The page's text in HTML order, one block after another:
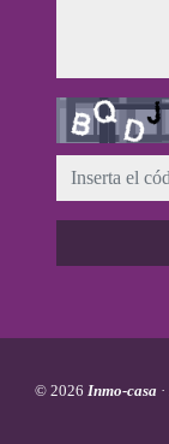
Captcha
© 2026 Inmo-casa ·